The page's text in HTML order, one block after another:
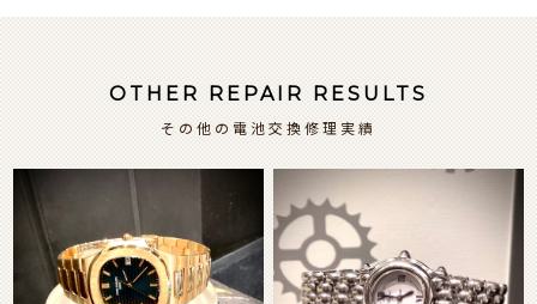
OTHER REPAIR RESULTS
その他の電池交換修理実績